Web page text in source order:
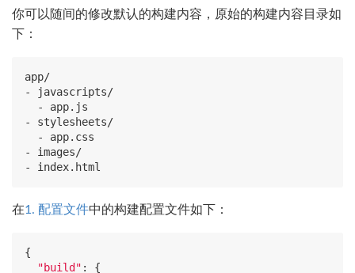
你可以随间的修改默认的构建内容，原始的构建内容目录如
下：
-
javascripts/
- stylesheets/
-
-
在1. 配置文件中的构建配置文件如下：
{
"build" : {